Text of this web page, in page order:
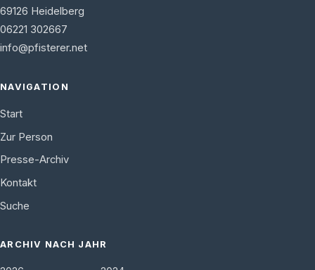
69126 Heidelberg
06221 302667
info@pfisterer.net
NAVIGATION
Start
Zur Person
Presse-Archiv
Kontakt
Suche
ARCHIV NACH JAHR